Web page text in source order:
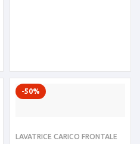
-50%
LAVATRICE CARICO FRONTALE